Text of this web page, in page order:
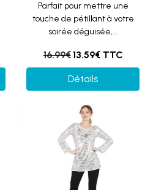
Parfait pour mettre une
touche de pétillant à votre
soirée déguisée,...
16.99€13.59€ TTC
Détails